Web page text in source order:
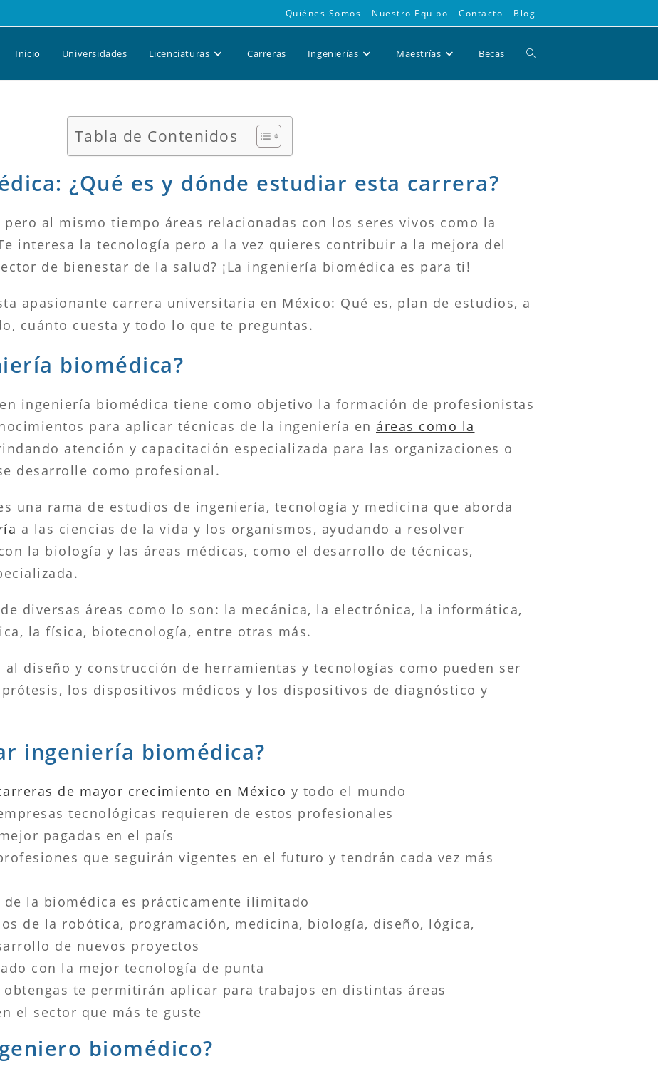
Quiénes Somos Nuestro Equipo Contacto Blog
Inicio Universidades Licenciaturas Carreras Ingenierías Maestrías Becas Alternar
Tabla de Contenidos
¿Qué es y dónde estudiar esta carrera?
al mismo tiempo áreas relacionadas con los seres vivos como la
interesa la tecnología pero a la vez quieres contribuir a la mejora del
de bienestar de la salud? ¡La ingeniería biomédica es para ti!
apasionante carrera universitaria en México: Qué es, plan de estudios, a
cuánto cuesta y todo lo que te preguntas.
biomédica?
ingeniería biomédica tiene como objetivo la formación de profesionistas
para aplicar técnicas de la ingeniería en áreas como la
atención y capacitación especializada para las organizaciones o
desarrolle como profesional.
una rama de estudios de ingeniería, tecnología y medicina que aborda
a las ciencias de la vida y los organismos, ayudando a resolver
la biología y las áreas médicas, como el desarrollo de técnicas,
diversas áreas como lo son: la mecánica, la electrónica, la informática,
la física, biotecnología, entre otras más.
diseño y construcción de herramientas y tecnologías como pueden ser
los dispositivos médicos y los dispositivos de diagnóstico y
ingeniería biomédica?
de mayor crecimiento en México y todo el mundo
tecnológicas requieren de estos profesionales
pagadas en el país
que seguirán vigentes en el futuro y tendrán cada vez más
la biomédica es prácticamente ilimitado
de la robótica, programación, medicina, biología, diseño, lógica,
de nuevos proyectos
con la mejor tecnología de punta
te permitirán aplicar para trabajos en distintas áreas
el sector que más te guste
biomédico?